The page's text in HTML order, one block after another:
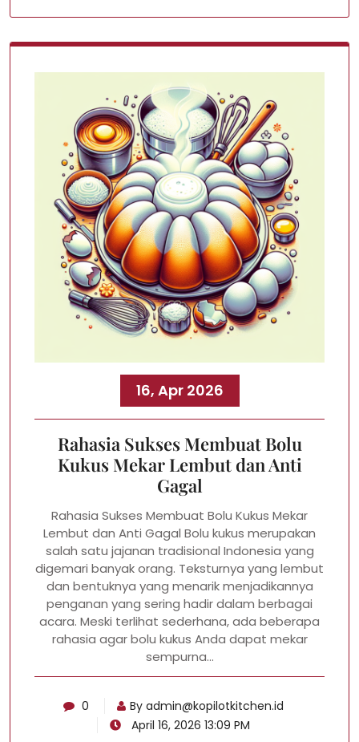
16, Apr 2026
Rahasia Sukses Membuat Bolu
Kukus Mekar Lembut dan Anti
Gagal
Rahasia Sukses Membuat Bolu Kukus Mekar
Lembut dan Anti Gagal Bolu kukus merupakan
salah satu jajanan tradisional Indonesia yang
digemari banyak orang. Teksturnya yang lembut
dan bentuknya yang menarik menjadikannya
penganan yang sering hadir dalam berbagai
acara. Meski terlihat sederhana, ada beberapa
rahasia agar bolu kukus Anda dapat mekar
sempurna…
0 By admin@kopilotkitchen.id
April 16, 2026 13:09 PM